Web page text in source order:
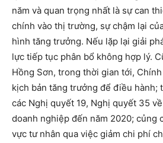
năm và quan trọng nhất là sự can
chính vào thị trường, sự chậm lại
hình tăng trưởng. Nếu lặp lại giải
lực tiếp tục phân bổ không hợp lý.
Hồng Sơn, trong thời gian tới,
kịch bản tăng trưởng để điều hành;
các Nghị quyết 19, Nghị quyết 35
doanh nghiệp đến năm 2020; củng
vực tư nhân qua việc giảm chi phí